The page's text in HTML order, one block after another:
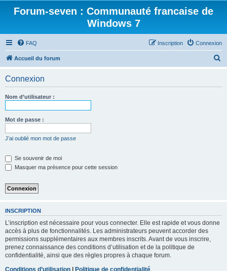
Forum-seven : Communauté francaise de
Windows 7
FAQ Connexion
Inscription
Accueil du forum
Connexion
Nom d’utilisateur :
Mot de passe :
J’ai oublié mon mot de passe
Se souvenir de moi
Masquer ma présence pour cette session
INSCRIPTION
L’inscription est nécessaire pour vous connecter. Elle est rapide et vous donne
accès à plus de fonctionnalités. Les administrateurs peuvent accorder des
permissions supplémentaires aux membres inscrits. Avant de vous inscrire,
prenez connaissance des conditions d’utilisation et de la politique de
confidentialité, ainsi que des règles propres à chaque forum.
Conditions d’utilisation | Politique de confidentialité